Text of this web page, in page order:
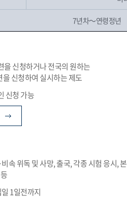
7년차～연령정년
을 신청하거나 전국의 원하는
신청하여 실시하는 제도
신청 가능
속 위독 및 사망, 출국, 각종 시험 응시,
1일전까지